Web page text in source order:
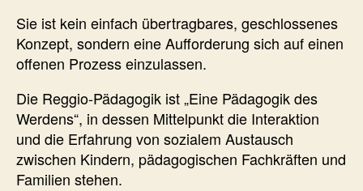
Sie ist kein einfach übertragbares, geschlossenes
Konzept, sondern eine Aufforderung sich auf einen
offenen Prozess einzulassen.
Die Reggio-Pädagogik ist „Eine Pädagogik des
Werdens“, in dessen Mittelpunkt die Interaktion
und die Erfahrung von sozialem Austausch
zwischen Kindern, pädagogischen Fachkräften und
Familien stehen.